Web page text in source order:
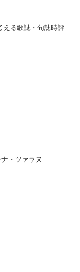
える歌誌・句誌時評
・ツァラヌ